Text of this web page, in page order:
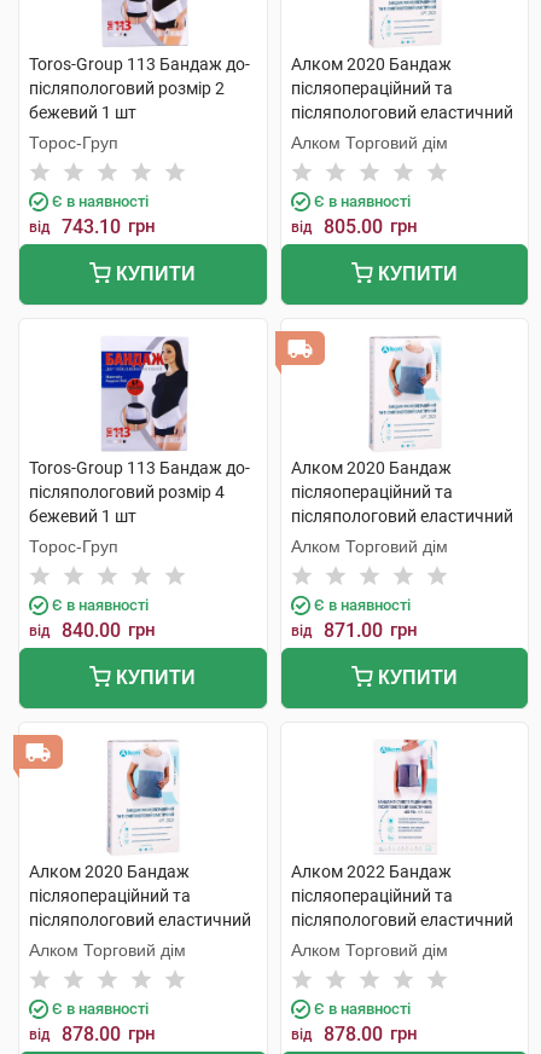
Toros-Group 113 Бандаж до-
післяпологовий розмір 2
бежевий 1 шт
Торос-Груп
Є в наявності
від 743.10 грн
КУПИТИ
Алком 2020 Бандаж
післяопераційний та
післяпологовий еластичний
розмір 7 1 шт
Алком Торговий дім
Є в наявності
від 805.00 грн
КУПИТИ
Toros-Group 113 Бандаж до-
післяпологовий розмір 4
бежевий 1 шт
Торос-Груп
Є в наявності
від 840.00 грн
КУПИТИ
Алком 2020 Бандаж
післяопераційний та
післяпологовий еластичний
розмір 8 1 шт
Алком Торговий дім
Є в наявності
від 871.00 грн
КУПИТИ
Алком 2020 Бандаж
післяопераційний та
післяпологовий еластичний
розмір 5 1 шт
Алком Торговий дім
Є в наявності
від 878.00 грн
Алком 2022 Бандаж
післяопераційний та
післяпологовий еластичний
Євро розмір 7 1 шт
Алком Торговий дім
Є в наявності
від 878.00 грн